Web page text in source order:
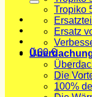
0,00€
Tropiko
Ersatz
Die
100%